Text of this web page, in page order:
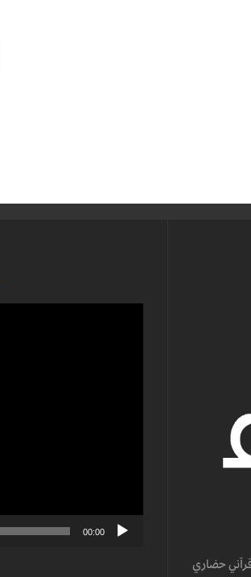
حضاري
00:00